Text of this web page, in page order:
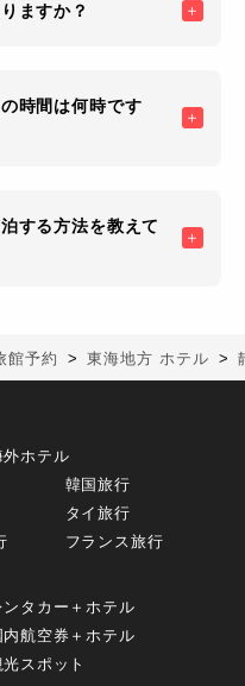
ますか？
時間は何時です
する方法を教えて
館予約 東海地方 ホテル
外ホテル
韓国旅行
タイ旅行
フランス旅行
ンタカー＋ホテル
内航空券＋ホテル
光スポット